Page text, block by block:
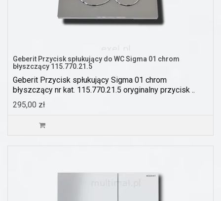
Geberit Przycisk spłukujący do WC Sigma 01 chrom
błyszczący 115.770.21.5
Geberit Przycisk spłukujący Sigma 01 chrom
błyszczący nr kat. 115.770.21.5 oryginalny przycisk ..
295,00 zł